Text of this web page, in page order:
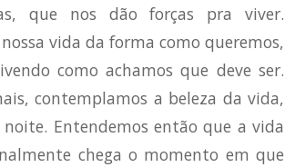
que nos dão forças pra viver.
vida da forma como queremos,
como achamos que deve ser.
contemplamos a beleza da vida,
Entendemos então que a vida
chega o momento em que